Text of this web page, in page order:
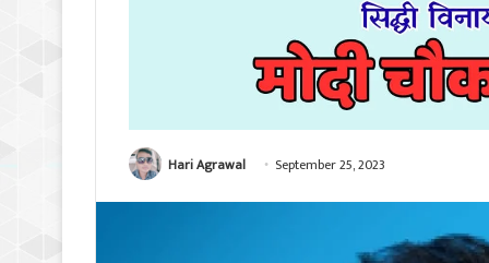
Hari Agrawal September 25, 2023